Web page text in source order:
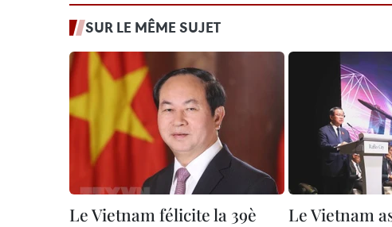
SUR LE MÊME SUJET
Le Vietnam félicite la 39è
Le Vietnam